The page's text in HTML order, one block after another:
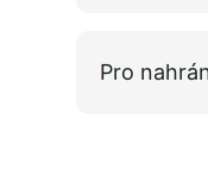
Pro